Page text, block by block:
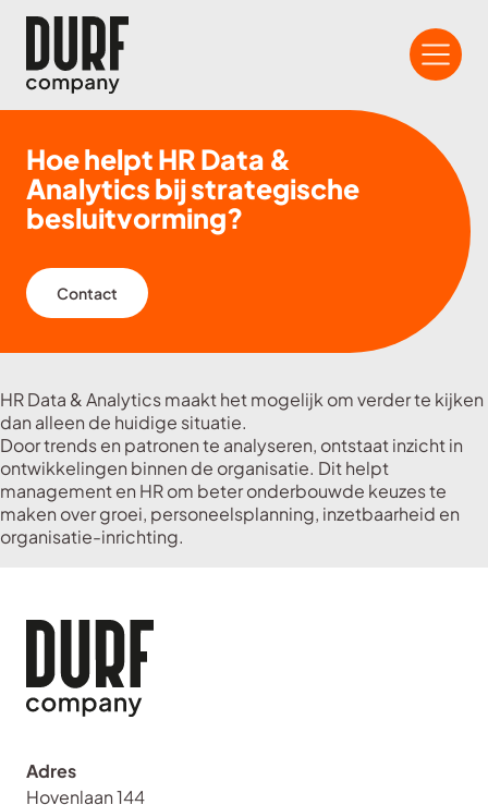
Hoe helpt HR Data &
Analytics bij strategische
besluitvorming?
Contact
HR Data & Analytics maakt het mogelijk om verder te kijken
dan alleen de huidige situatie.
Door trends en patronen te analyseren, ontstaat inzicht in
ontwikkelingen binnen de organisatie. Dit helpt
management en HR om beter onderbouwde keuzes te
maken over groei, personeelsplanning, inzetbaarheid en
organisatie-inrichting.
Adres
Hovenlaan 144